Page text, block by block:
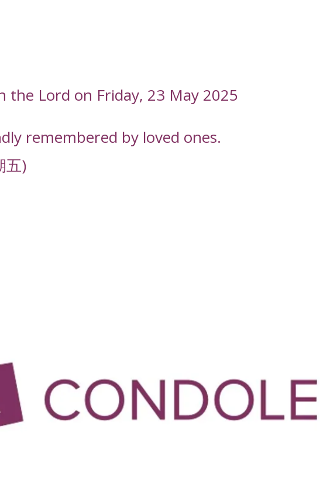
the Lord on Friday, 23 May 2025
remembered by loved ones.
五)